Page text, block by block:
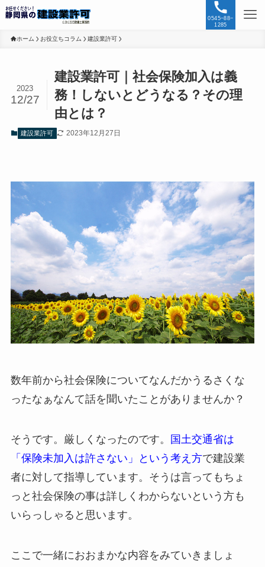
0545−88−
1285
ホーム お役立ちコラム 建設業許可
建設業許可｜社会保険加入は義
務！しないとどうなる？その理
由とは？
2023
12/27
建設業許可 2023年12月27日
数年前から社会保険についてなんだかうるさくな
ったなぁなんて話を聞いたことがありませんか？
そうです。厳しくなったのです。
国土交通省は
「保険未加入は許さない」という考え方で建設業
者に対して指導しています。そうは言ってもちょ
っと社会保険の事は詳しくわからないという方も
いらっしゃると思います。
ここで一緒におおまかな内容をみていきましょ